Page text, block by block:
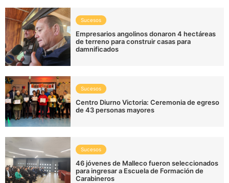
Sucesos
Empresarios angolinos donaron 4 hectáreas
de terreno para construir casas para
damnificados
Sucesos
Centro Diurno Victoria: Ceremonia de egreso
de 43 personas mayores
Sucesos
46 jóvenes de Malleco fueron seleccionados
para ingresar a Escuela de Formación de
Carabineros